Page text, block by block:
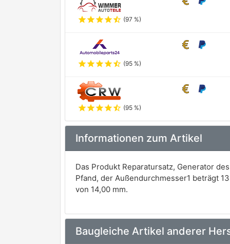
starstarstarstarstar_half (97 %)
starstarstarstarstar_half (95 %)
starstarstarstarstar_half (95 %)
Informationen zum Artikel
Das Produkt Reparatursatz, Generator
Pfand, der Außendurchmesser1 beträgt
von 14,00 mm.
Baugleiche Artikel anderer